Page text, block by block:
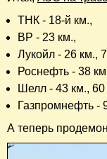
ТНК - 18-й км.,
BP - 23 км.,
Лукойл - 26 км.,
Роснефть - 38
Шелл - 43 км., 60
Газпромнефть -
А теперь